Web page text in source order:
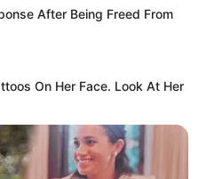
After Being Freed From
On Her Face. Look At Her